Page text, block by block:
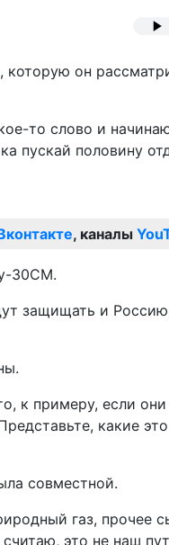
он
то слово и
пускай половину
, каналы
30СМ.
защищать и
к примеру, если
какие
совместной.
газ, прочее
это не наш